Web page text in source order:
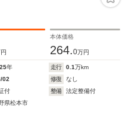
本体価格
264.0万円
年 走行 0.1万km
02 修復
なし
付 整備
法定整備付
県松本市